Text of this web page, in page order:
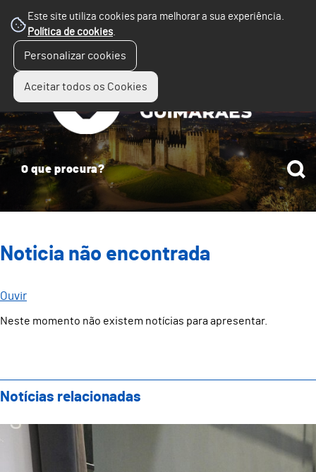
Este site utiliza cookies para melhorar a sua experiência.
Política de cookies.
Personalizar cookies
Aceitar todos os Cookies
Noticia não encontrada
Ouvir
Neste momento não existem notícias para apresentar.
Notícias relacionadas
Grande Prémio de Poesia Gil Vicente estende a